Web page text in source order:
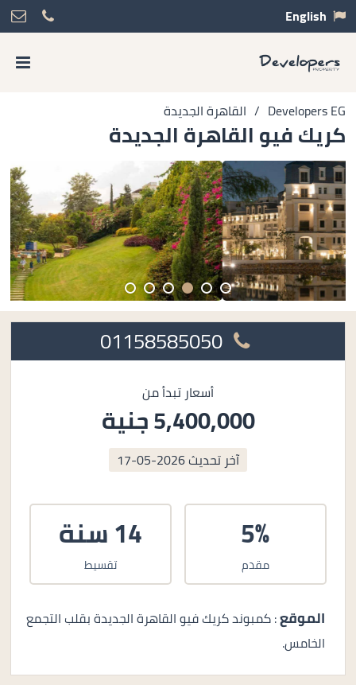
English
Developers EG
/ القاهرة الجديدة
كريك فيو القاهرة الجديدة
أسعار تبدأ من
5,400,000 جنية
آخر تحديث2026-05-17
5%
مقدم
14 سنة
تقسيط
الموقع: كمبوند كريك فيو القاهرة الجديدة بقلب التجمع
الخامس.